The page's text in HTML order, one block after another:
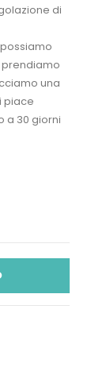
di
possiamo
una
piace
a 30 giorni